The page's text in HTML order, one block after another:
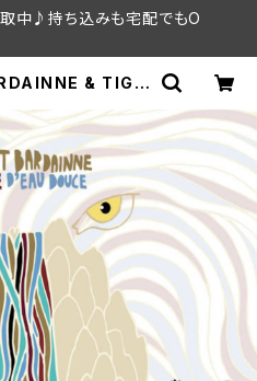
中♪持ち込みも宅配でもO
& TIGR
| SAYAMA H
通りからすぐ♫見晴
レコード屋